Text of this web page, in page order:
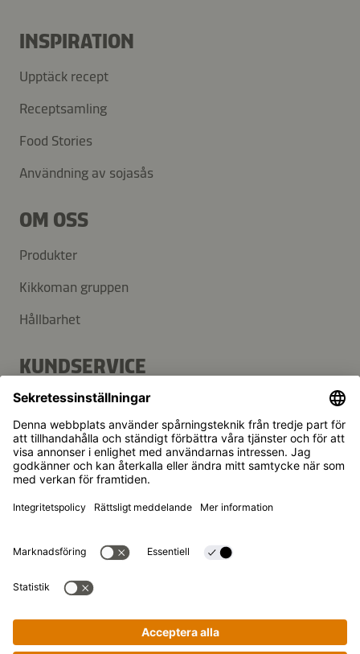
INSPIRATION
Upptäck recept
Receptsamling
Food Stories
Användning av sojasås
OM OSS
Produkter
Kikkoman gruppen
Hållbarhet
KUNDSERVICE
FAQ
Kontakt
Nyhetsbrev
© Kikkoman Trading Europe GmbH 2023 – 2026
Theodorstraße 180, 40472 Düsseldorf, Germany
Registrerad vid Amtsgericht Düsseldorf:
Sekretessinställningar
Rättsligt meddelande
Dataintegritet